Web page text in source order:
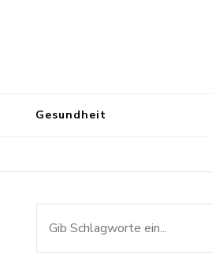
Gesundheit